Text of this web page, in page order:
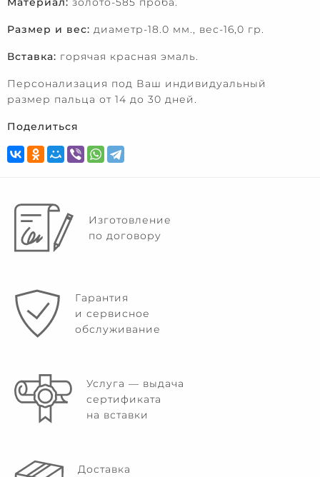
Размер и вес: диаметр-18.0 мм., вес-16,0 гр.
Вставка: горячая красная эмаль.
Персонализация под Ваш индивидуальный
размер пальца от 14 до 30 дней.
Поделиться
Изготовление
по договору
Гарантия
и сервисное
обслуживание
Услуга — выдача
сертификата
на вставки
Доставка